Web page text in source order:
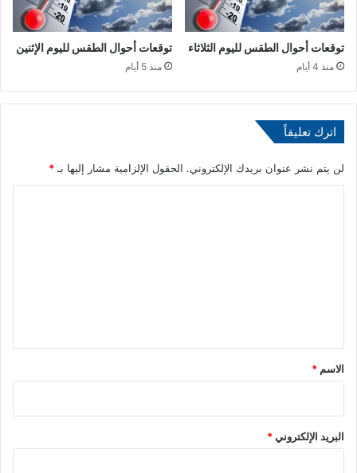
ة
ا
ل
د
ل
ل
ل
ا
ع
ل
ى
ب
إ
ف
ا
ف
ت
ا
ح
ا
توقعات أحوال الطقس لليوم الثلاثاء
منذ 4 أيام
توقعات أحوال الطقس لليوم الإثنين
منذ 5 أيام
اترك تعليقاً
لن يتم نشر عنوان بريدك الإلكتروني. الحقول الإلزامية مشار إليها بـ *
*
الاسم *
البريد الإلكتروني*